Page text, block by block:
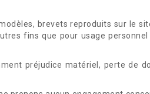
brevets reproduits sur le
fins que pour usage
préjudice matériel, perte de